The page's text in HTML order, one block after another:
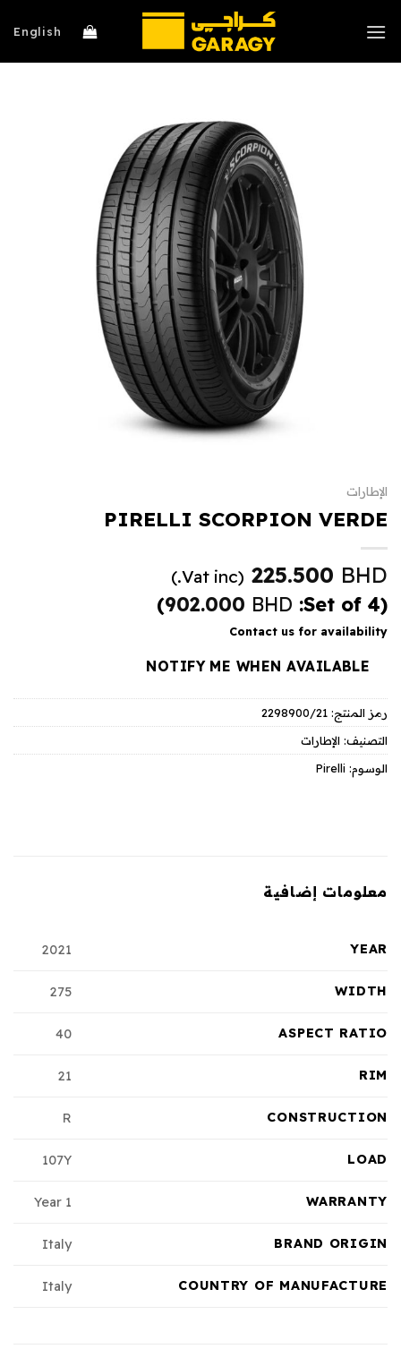
للمحتوى
English
الإطارات
PIRELLI SCORPION VERDE
225.500 BHD
(Vat inc.)
(Set of 4:
902.000 BHD
)
Contact us for availability
NOTIFY ME WHEN AVAILABLE
رمز المنتج: 2298900/21
التصنيف: الإطارات
الوسوم: Pirelli
معلومات إضافية
YEAR
2021
WIDTH
275
ASPECT RATIO
40
RIM
21
CONSTRUCTION
R
LOAD
107Y
WARRANTY
1 Year
BRAND ORIGIN
Italy
COUNTRY OF MANUFACTURE
Italy